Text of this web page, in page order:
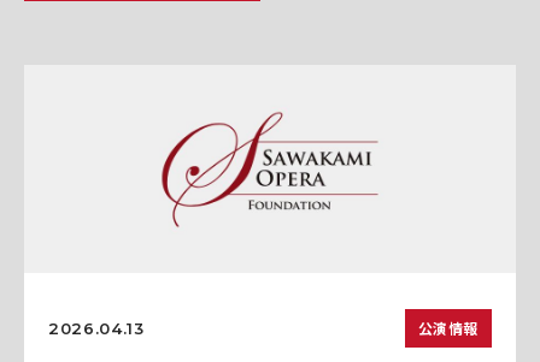
2026.04.13 公演情報